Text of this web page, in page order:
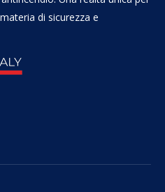
di sicurezza e